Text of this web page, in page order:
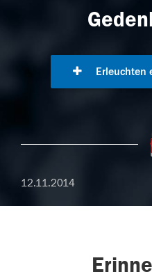
Erleuchten
12.11.2014